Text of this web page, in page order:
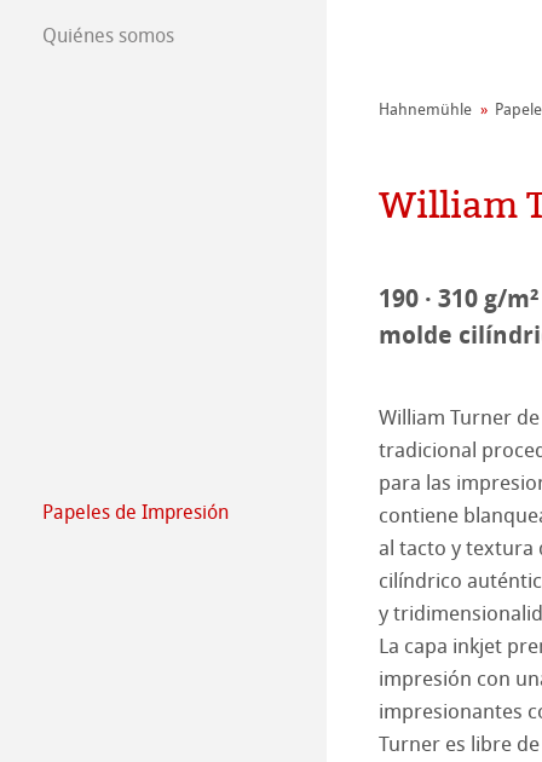
Quiénes somos
440+ años
Empleados
Jobs
Papeles de Impresión
FineArt
Natural Line
Matt FineArt
Matt FineArt
Glossy FineArt
Hahnemühle
Perfiles ICC
Download
FAQ
Hahnemühle
Certified Studio
Hahnemühle
William
190 · 310 g/
molde
William Turner
tradicional
para las
contiene
al tacto y textura
cilíndrico
y
La capa inkjet
impresión con
impresionantes
Turner es libre